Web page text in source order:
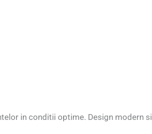
in conditii optime. Design modern si